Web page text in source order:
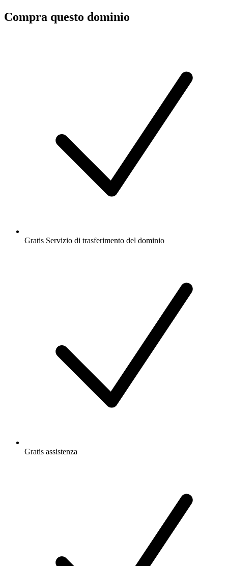
Compra questo dominio
Gratis Servizio di trasferimento del dominio
Gratis assistenza